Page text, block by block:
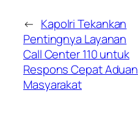
← Kapolri Tekankan
Pentingnya Layanan
Call Center 110 untuk
Respons Cepat Aduan
Masyarakat